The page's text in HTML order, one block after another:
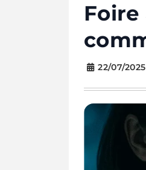
Foire
22/07/2025